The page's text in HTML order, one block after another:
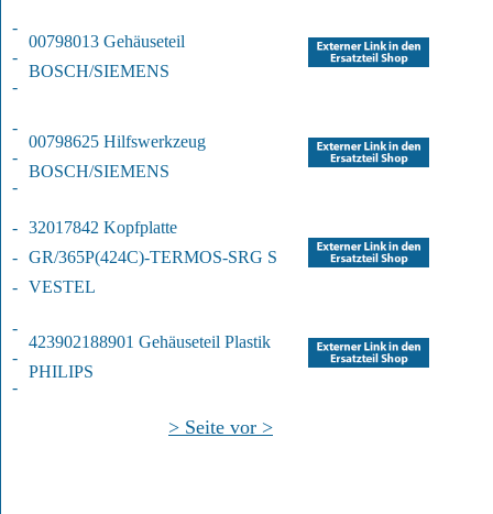
-
-
-
00798013 Gehäuseteil
BOSCH/SIEMENS
-
-
-
00798625 Hilfswerkzeug
BOSCH/SIEMENS
-
-
-
32017842 Kopfplatte
GR/365P(424C)-TERMOS-SRG S
VESTEL
-
-
-
423902188901 Gehäuseteil Plastik
PHILIPS
> Seite vor >